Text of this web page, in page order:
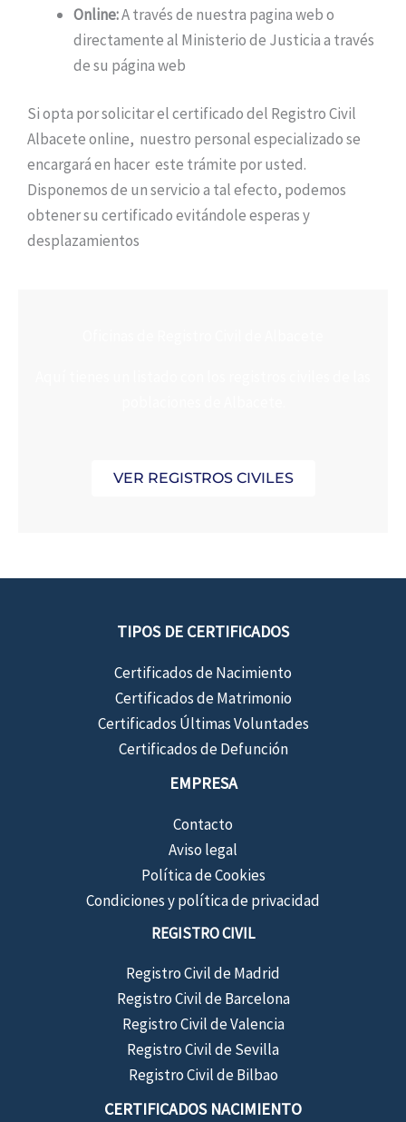
Online:A través de nuestra pagina web o
directamente al Ministerio de Justicia a través
de su página web
Si opta por solicitar el certificado del Registro Civil
Albacete online, nuestro personal especializado se
encargará en hacer este trámite por usted.
Disponemos de un servicio a tal efecto, podemos
obtener su certificado evitándole esperas y
desplazamientos
VER REGISTROS CIVILES
TIPOS DE CERTIFICADOS
Certificados de Nacimiento
Certificados de Matrimonio
Certificados Últimas Voluntades
Certificados de Defunción
EMPRESA
Contacto
Aviso legal
Política de Cookies
Condiciones y política de privacidad
REGISTRO CIVIL
Registro Civil de Madrid
Registro Civil de Barcelona
Registro Civil de Valencia
Registro Civil de Sevilla
Registro Civil de Bilbao
CERTIFICADOS NACIMIENTO